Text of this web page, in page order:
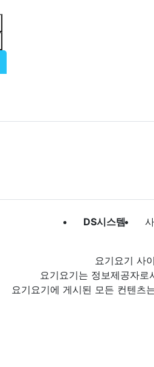
DS시스템
요기요기 사
요기요기는 정보제공자
요기요기에 게시된 모든 컨텐츠